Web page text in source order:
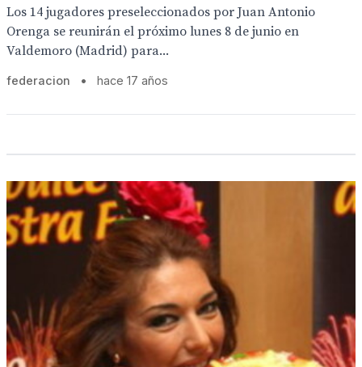
Los 14 jugadores preseleccionados por Juan Antonio
Orenga se reunirán el próximo lunes 8 de junio en
Valdemoro (Madrid) para...
federacion • hace 17 años